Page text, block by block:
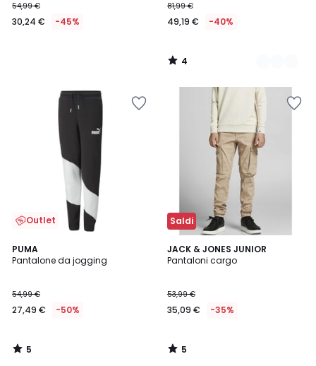
54,99 €
30,24 € -45%
81,99 €
49,19 € -40%
4
/
Outlet
PUMA
Pantalone da jogging
54,99 €
27,49 € -50%
5
/
5
/
Saldi
JACK & JONES JUNIOR
Pantaloni cargo
53,99 €
35,09 € -35%
5
/
5
/